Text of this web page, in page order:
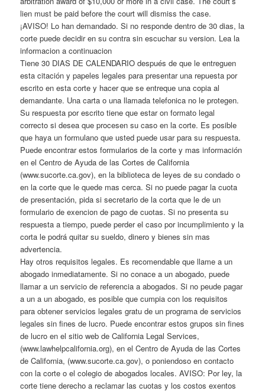
lien must be paid before the court will dismiss the case.
¡AVISO! Lo han demandado. Si no responde dentro de 30 dias, la
corte puede decidir en su contra sin escuchar su version. Lea la
informacion a continuacion
Tiene 30 DIAS DE CALENDARIO después de que le entreguen
esta citación y papeles legales para presentar una repuesta por
escrito en esta corte y hacer que se entreque una copia al
demandante. Una carta o una llamada telefonica no le protegen.
Su respuesta por escrito tiene que estar on formato legal
correcto si desea que procesen su caso en la corte. Es posible
que haya un formulano que usted puede usar para su respuesta.
Puede encontrar estos formularios de la corte y mas información
en el Centro de Ayuda de las Cortes de California
(www.sucorte.ca.gov), en la biblioteca de leyes de su condado o
en la corte que le quede mas cerca. Si no puede pagar la cuota
de presentación, pida si secretario de la corta que le de un
formulario de exencion de pago de cuotas. Si no presenta su
respuesta a tiempo, puede perder el caso por incumplimiento y la
corta le podrá quitar su sueldo, dinero y bienes sin mas
advertencia.
Hay otros requisitos legales. Es recomendable que llame a un
abogado inmediatamente. Si no conace a un abogado, puede
llamar a un servicio de referencia a abogados. Si no peude pagar
a un a un abogado, es posible que cumpia con los requisitos
para obtener servicios legales gratu de un programa de servicios
legales sin fines de lucro. Puede encontrar estos grupos sin fines
de lucro en el sitio web de California Legal Services,
(www.lawhelpcalifornia.org), en el Centro de Ayuda de las Cortes
de California, (www.sucorte.ca.gov), o poniendoso en contacto
con la corte o el colegio de abogados locales. AVISO: Por ley, la
corte tiene derecho a reclamar las cuotas y los costos exentos